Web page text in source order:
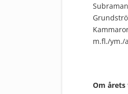
m.fl./ym./
Om årets